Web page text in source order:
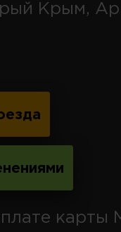
Крым,
карты